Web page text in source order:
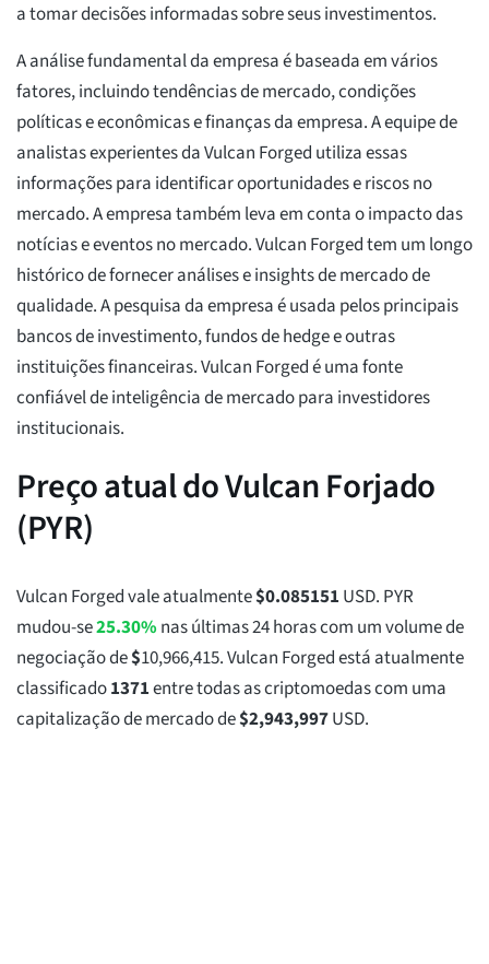
a tomar decisões informadas sobre seus investimentos.
A análise fundamental da empresa é baseada em vários
fatores, incluindo tendências de mercado, condições
políticas e econômicas e finanças da empresa. A equipe de
analistas experientes da Vulcan Forged utiliza essas
informações para identificar oportunidades e riscos no
mercado. A empresa também leva em conta o impacto das
notícias e eventos no mercado. Vulcan Forged tem um longo
histórico de fornecer análises e insights de mercado de
qualidade. A pesquisa da empresa é usada pelos principais
bancos de investimento, fundos de hedge e outras
instituições financeiras. Vulcan Forged é uma fonte
confiável de inteligência de mercado para investidores
institucionais.
Preço atual do Vulcan Forjado
(PYR)
Vulcan Forged vale atualmente$0.085151 USD. PYR
mudou-se25.30%nas últimas 24 horas com um volume de
negociação de$10,966,415. Vulcan Forged está atualmente
classificado1371entre todas as criptomoedas com uma
capitalização de mercado de$2,943,997USD.